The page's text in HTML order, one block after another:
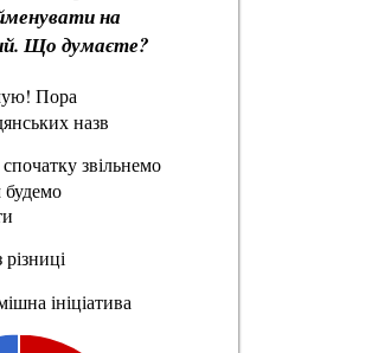
на
Що думаєте?
Пора
назв
звільнемо
будемо
ініціатива